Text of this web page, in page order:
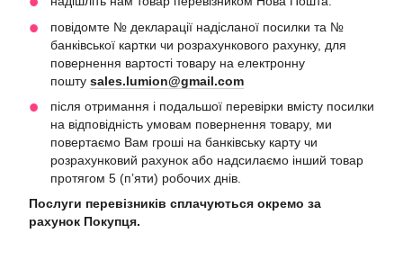
повідомте № декларації надісланої посилки та №
банківської картки чи розрахункового рахунку, для
повернення вартості товару на електронну
пошту sales.lumion@gmail.com
після отримання і подальшої перевірки вмісту посилки
на відповідність умовам повернення товару, ми
повертаємо Вам гроші на банківську карту чи
розрахунковий рахунок або надсилаємо інший товар
протягом 5 (пʼяти) робочих днів.
Послуги перевізників сплачуються окремо за
рахунок Покупця.